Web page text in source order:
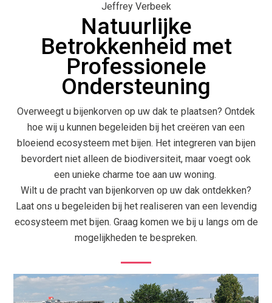
Jeffrey Verbeek
Natuurlijke
Betrokkenheid met
Professionele
Ondersteuning
Overweegt u bijenkorven op uw dak te plaatsen? Ontdek
hoe wij u kunnen begeleiden bij het creëren van een
bloeiend ecosysteem met bijen. Het integreren van bijen
bevordert niet alleen de biodiversiteit, maar voegt ook
een unieke charme toe aan uw woning.
Wilt u de pracht van bijenkorven op uw dak ontdekken?
Laat ons u begeleiden bij het realiseren van een levendig
ecosysteem met bijen. Graag komen we bij u langs om de
mogelijkheden te bespreken.